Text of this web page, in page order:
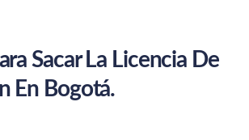
Sacar La Licencia De
En Bogotá.